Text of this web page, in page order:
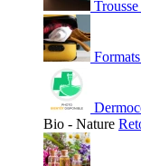
Bio - Nature